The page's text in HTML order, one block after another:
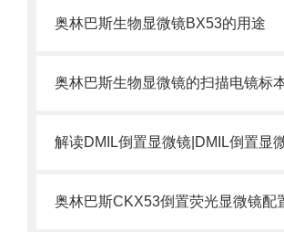
奥林巴斯生物显微镜BX53的用途